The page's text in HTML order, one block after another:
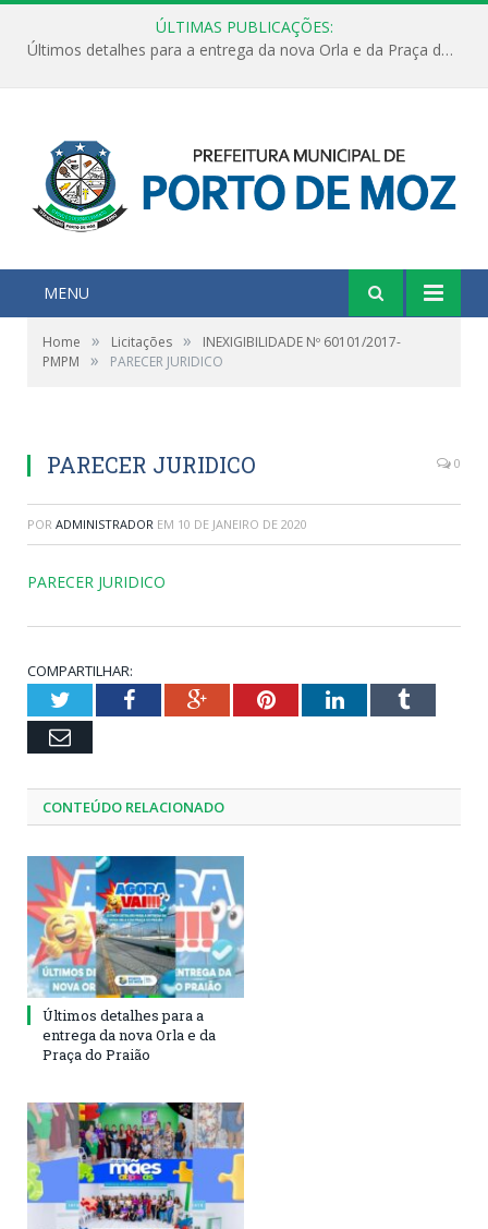
ÚLTIMAS PUBLICAÇÕES:
Últimos detalhes para a entrega da nova Orla e da Praça do Praião
MENU
Home » Licitações »
INEXIGIBILIDADE Nº 60101/2017-
PMPM
» PARECER JURIDICO
PARECER JURIDICO 0
POR ADMINISTRADOR EM 10 DE JANEIRO DE 2020
PARECER JURIDICO
COMPARTILHAR:
TwitterFacebookGoogle+PinterestLinkedInTumblr
Email
CONTEÚDO RELACIONADO
Últimos detalhes para a
entrega da nova Orla e da
Praça do Praião